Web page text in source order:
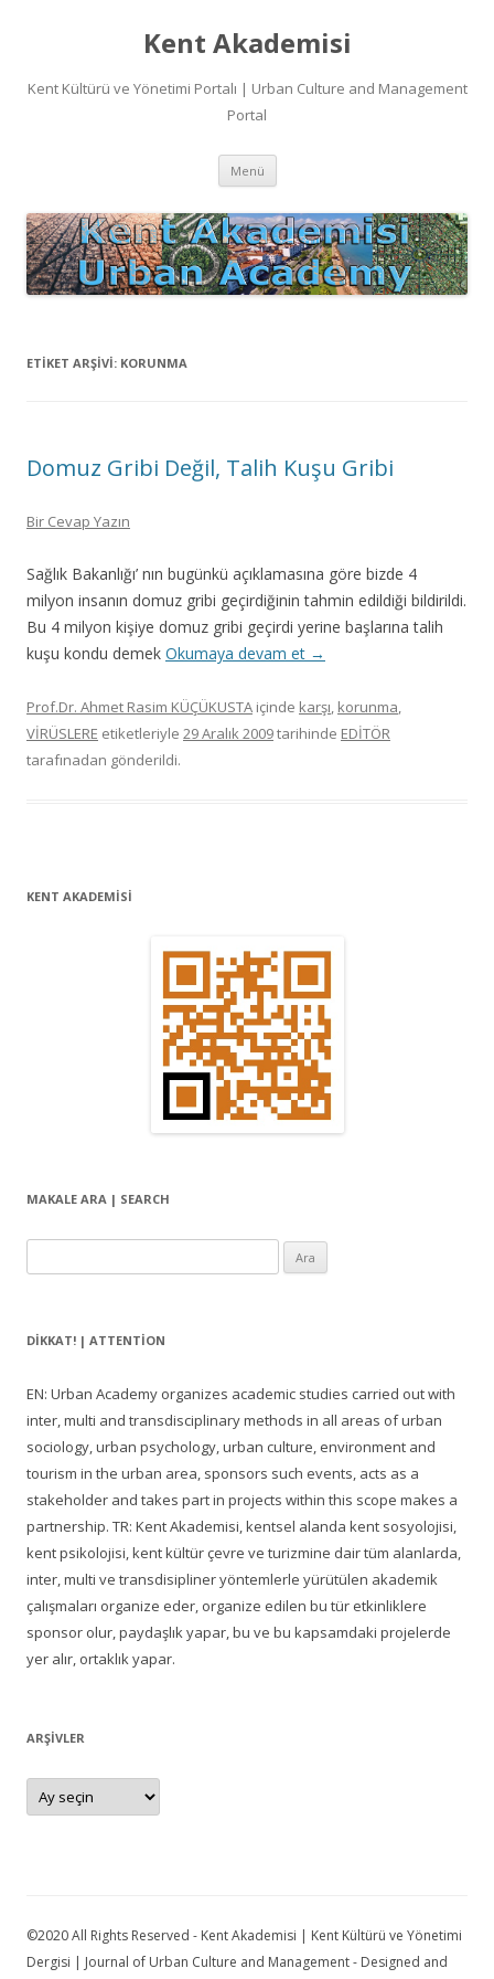
Kent Akademisi
Kent Kültürü ve Yönetimi Portalı | Urban Culture and Management
Portal
Menü İçeriğe
ETIKET ARŞIVI: KORUNMA
Domuz Gribi Değil, Talih Kuşu Gribi
Bir Cevap Yazın
Sağlık Bakanlığı’ nın bugünkü açıklamasına göre bizde 4
milyon insanın domuz gribi geçirdiğinin tahmin edildiği bildirildi.
Bu 4 milyon kişiye domuz gribi geçirdi yerine başlarına talih
kuşu kondu demek Okumaya devam et →
Prof.Dr. Ahmet Rasim KÜÇÜKUSTA içinde karşı, korunma,
VİRÜSLERE etiketleriyle 29 Aralık 2009tarihinde EDİTÖR
tarafınadan gönderildi.
KENT AKADEMİSİ
MAKALE ARA | SEARCH
DIKKAT! | ATTENTION
EN: Urban Academy organizes academic studies carried out with
inter, multi and transdisciplinary methods in all areas of urban
sociology, urban psychology, urban culture, environment and
tourism in the urban area, sponsors such events, acts as a
stakeholder and takes part in projects within this scope makes a
partnership. TR: Kent Akademisi, kentsel alanda kent sosyolojisi,
kent psikolojisi, kent kültür çevre ve turizmine dair tüm alanlarda,
inter, multi ve transdisipliner yöntemlerle yürütülen akademik
çalışmaları organize eder, organize edilen bu tür etkinliklere
sponsor olur, paydaşlık yapar, bu ve bu kapsamdaki projelerde
yer alır, ortaklık yapar.
ARŞIVLER
Arşivler
©2020 All Rights Reserved - Kent Akademisi | Kent Kültürü ve Yönetimi
Dergisi | Journal of Urban Culture and Management - Designed and